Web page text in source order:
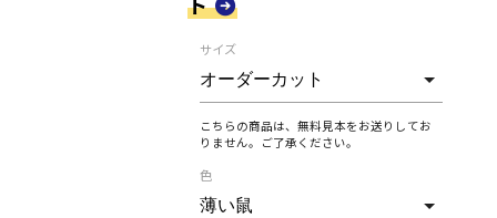
サイズ
こちらの商品は、無料見本をお送りしてお
りません。ご了承ください。
色